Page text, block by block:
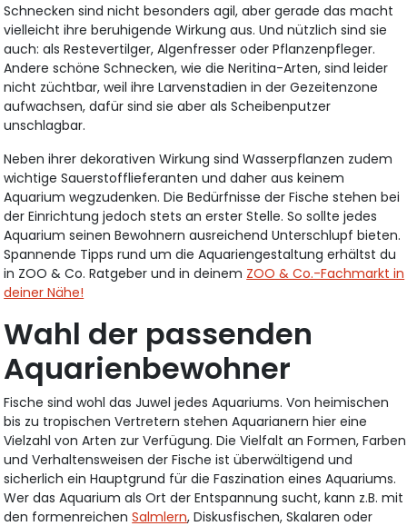
Schnecken sind nicht besonders agil, aber gerade das macht
vielleicht ihre beruhigende Wirkung aus. Und nützlich sind sie
auch: als Restevertilger, Algenfresser oder Pflanzenpfleger.
Andere schöne Schnecken, wie die Neritina-Arten, sind leider
nicht züchtbar, weil ihre Larvenstadien in der Gezeitenzone
aufwachsen, dafür sind sie aber als Scheibenputzer
unschlagbar.
Neben ihrer dekorativen Wirkung sind Wasserpflanzen zudem
wichtige Sauerstofflieferanten und daher aus keinem
Aquarium wegzudenken. Die Bedürfnisse der Fische stehen bei
der Einrichtung jedoch stets an erster Stelle. So sollte jedes
Aquarium seinen Bewohnern ausreichend Unterschlupf bieten.
Spannende Tipps rund um die Aquariengestaltung erhältst du
in ZOO & Co. Ratgeber und in deinem ZOO & Co.-Fachmarkt in
deiner Nähe!
Wahl der passenden
Aquarienbewohner
Fische sind wohl das Juwel jedes Aquariums. Von heimischen
bis zu tropischen Vertretern stehen Aquarianern hier eine
Vielzahl von Arten zur Verfügung. Die Vielfalt an Formen, Farben
und Verhaltensweisen der Fische ist überwältigend und
sicherlich ein Hauptgrund für die Faszination eines Aquariums.
Wer das Aquarium als Ort der Entspannung sucht, kann z.B. mit
den formenreichenSalmlern, Diskusfischen, Skalaren oder